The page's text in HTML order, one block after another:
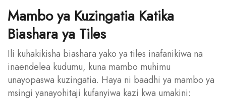
Mambo ya Kuzingatia Katika
Biashara ya Tiles
Ili kuhakikisha biashara yako ya tiles inafanikiwa na
inaendelea kudumu, kuna mambo muhimu
unayopaswa kuzingatia. Haya ni baadhi ya mambo ya
msingi yanayohitaji kufanyiwa kazi kwa umakini: